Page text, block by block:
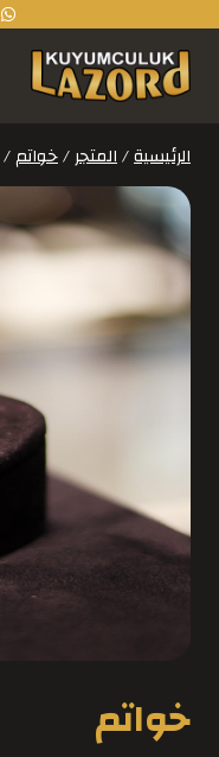
الرئيسية/المتجر/خواتم/
خواتم